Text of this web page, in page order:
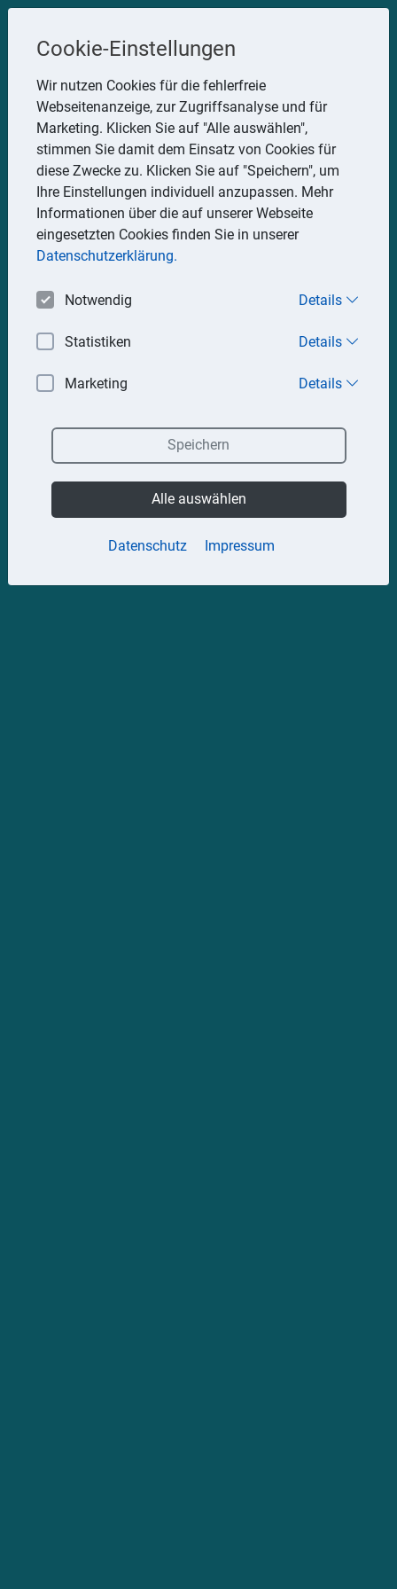
Steuerberater
Uwe Glauner
Erlachstraße 28, 75217 Birkenfeld
Telefon: 07082 7935533
Mobil: 0151 15330111
E-Mail:stbglauner@t-online.de
Impressum Datenschutz
Cookie-Einstellungen
Wir nutzen Cookies für die fehlerfreie
Webseitenanzeige, zur Zugriffsanalyse und für
Marketing. Klicken Sie auf "Alle auswählen",
stimmen Sie damit dem Einsatz von Cookies für
diese Zwecke zu. Klicken Sie auf "Speichern", um
Ihre Einstellungen individuell anzupassen. Mehr
Informationen über die auf unserer Webseite
eingesetzten Cookies finden Sie in unserer
Datenschutzerklärung.
Notwendig Details
Statistiken Details
Marketing Details
Datenschutz Impressum
Speichern
Alle auswählen